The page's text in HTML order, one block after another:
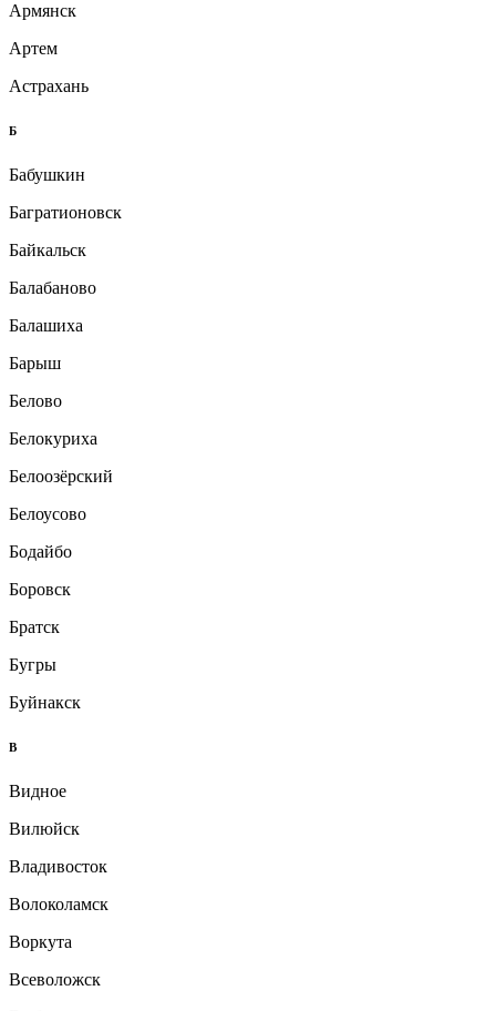
Армянск
Артем
Астрахань
Б
Бабушкин
Багратионовск
Байкальск
Балабаново
Балашиха
Барыш
Белово
Белокуриха
Белоозёрский
Белоусово
Бодайбо
Боровск
Братск
Бугры
Буйнакск
В
Видное
Вилюйск
Владивосток
Волоколамск
Воркута
Всеволожск